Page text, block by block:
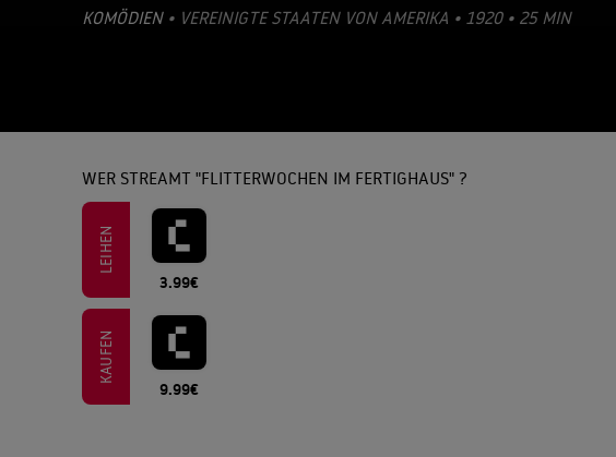
KOMÖDIEN• VEREINIGTE STAATEN VON AMERIKA • 1920 • 25 MIN
WER STREAMT "FLITTERWOCHEN IM FERTIGHAUS" ?
LEIHEN
3.99€
KAUFEN
9.99€